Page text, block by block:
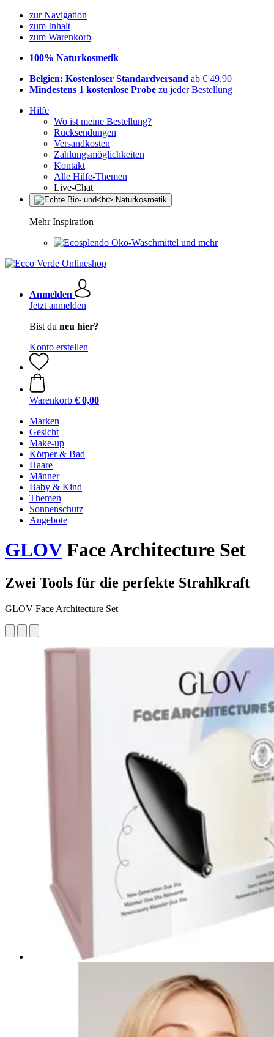
zur Navigation
zum Inhalt
zum Warenkorb
100% Naturkosmetik
Belgien: Kostenloser Standardversand ab € 49,90
Mindestens 1 kostenlose Probe zu jeder Bestellung
Hilfe
Wo ist meine Bestellung?
Rücksendungen
Versandkosten
Zahlungsmöglichkeiten
Kontakt
Alle Hilfe-Themen
Live-Chat
Mehr Inspiration
Öko-Waschmittel und mehr
Anmelden
Jetzt anmelden
Bist du neu hier?
Konto erstellen
Warenkorb € 0,00
Marken
Gesicht
Make-up
Körper & Bad
Haare
Männer
Baby & Kind
Themen
Sonnenschutz
Angebote
GLOVFace Architecture Set
Zwei Tools für die perfekte Strahlkraft
GLOV Face Architecture Set